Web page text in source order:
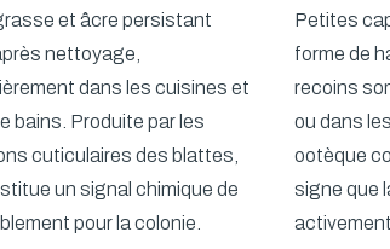
et âcre persistant
nettoyage,
dans les cuisines et
bains. Produite par les
cuticulaires des blattes,
un signal chimique de
pour la colonie.
Petites
forme de
recoins
ou dans
ootèque
signe que
activement.